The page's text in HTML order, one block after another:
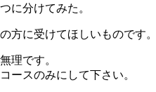
に分けてみた。
方に受けてほしいものです。
理です。
ースのみにして下さい。